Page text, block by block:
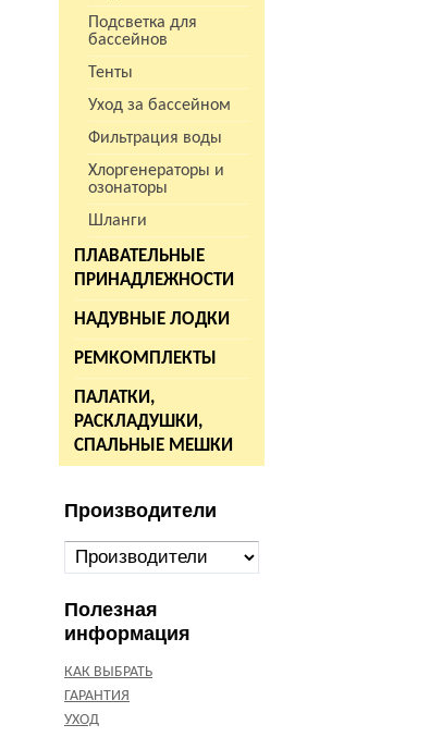
Подсветка для
бассейнов
Тенты
Уход за бассейном
Фильтрация воды
Хлоргенераторы и
озонаторы
Шланги
ПЛАВАТЕЛЬНЫЕ
ПРИНАДЛЕЖНОСТИ
НАДУВНЫЕ ЛОДКИ
РЕМКОМПЛЕКТЫ
ПАЛАТКИ,
РАСКЛАДУШКИ,
СПАЛЬНЫЕ МЕШКИ
Производители
Полезная
информация
КАК ВЫБРАТЬ
ГАРАНТИЯ
УХОД